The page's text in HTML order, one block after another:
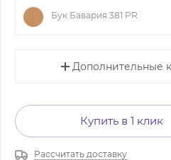
Бук Бавария 381 PR
Дополнительные
Купить в 1 клик
Рассчитать доставку